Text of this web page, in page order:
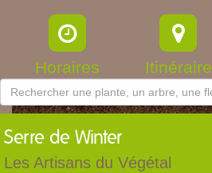
Horaires Itinéraire
Serre de Winter
Les Artisans du Végétal